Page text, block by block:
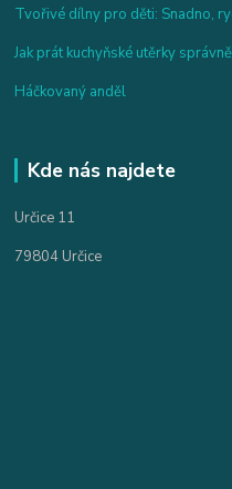
Tvořivé dílny pro děti: Snadno,
Jak prát kuchyňské utěrky
Háčkovaný anděl
Kde nás najdete
Určice 11
79804 Určice